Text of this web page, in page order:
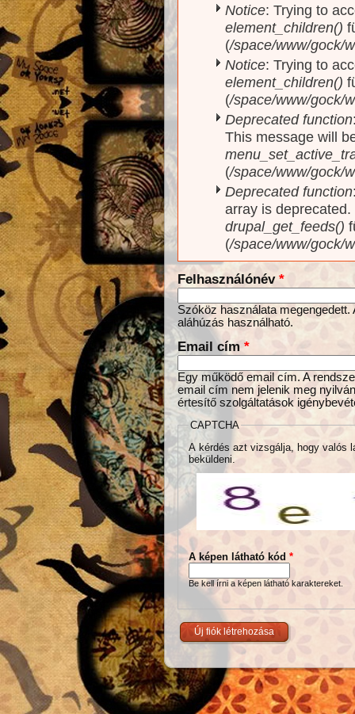
Notice: Trying to
element_children()
(/space/www/gock/
Notice: Trying to
element_children()
(/space/www/gock/
Deprecated function
This message will
(/space/www/gock/
Deprecated function
array is
drupal_get_feeds()
(/space/www/gock/
Felhasználónév *
Szóköz használata
aláhúzás használható.
Email cím *
Egy működő email cím. A
email cím nem jelenik meg
értesítő szolgáltatások
CAPTCHA
A kérdés azt vizsgálja, hogy valós
beküldeni.
A képen látható kód *
Be kell írni a képen látható karaktereket.